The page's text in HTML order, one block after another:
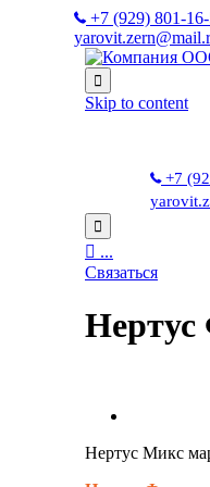
+7 (929) 801-

Skip to content
+7

 ...
Связаться
Нертус
Нертус Микс